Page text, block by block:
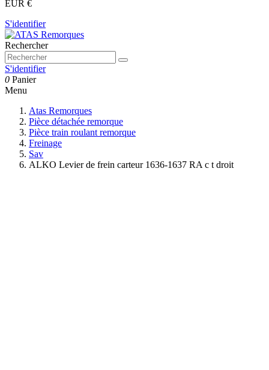
EUR €
S'identifier
Rechercher
S'identifier
0 Panier
Menu
Atas Remorques
Pièce détachée remorque
Pièce train roulant remorque
Freinage
Sav
ALKO Levier de frein carteur 1636-1637 RA c t droit